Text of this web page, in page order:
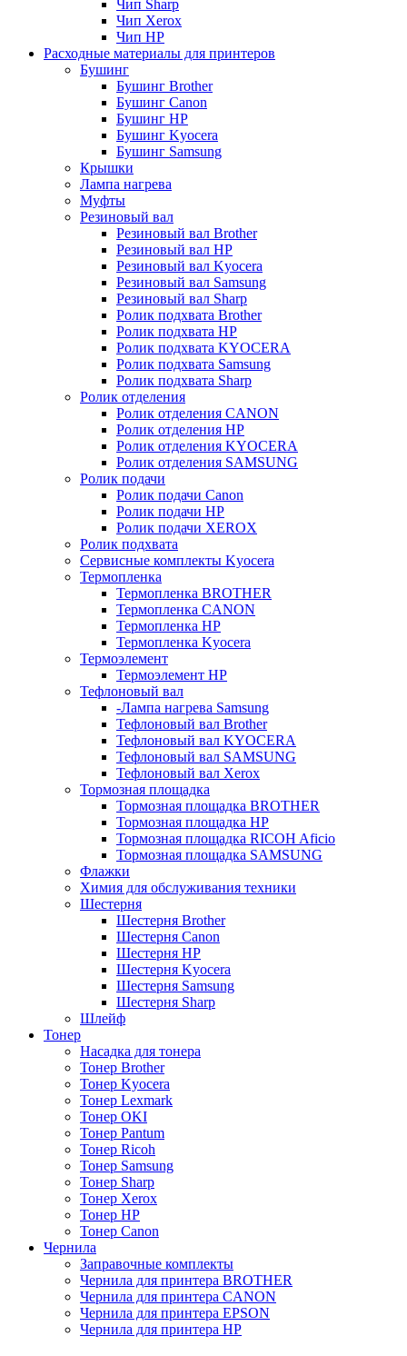
Чип Sharp
Чип Xerox
Чип НР
Расходные материалы для принтеров
Бушинг
Бушинг Brother
Бушинг Canon
Бушинг HP
Бушинг Kyocera
Бушинг Samsung
Крышки
Лампа нагрева
Муфты
Резиновый вал
Резиновый вал Brother
Резиновый вал HP
Резиновый вал Kyocera
Резиновый вал Samsung
Резиновый вал Sharp
Ролик подхвата Brother
Ролик подхвата HP
Ролик подхвата KYOCERA
Ролик подхвата Samsung
Ролик подхвата Sharp
Ролик отделения
Ролик отделения CANON
Ролик отделения HP
Ролик отделения KYOCERA
Ролик отделения SAMSUNG
Ролик подачи
Ролик подачи Canon
Ролик подачи HP
Ролик подачи XEROX
Ролик подхвата
Сервисные комплекты Kyocera
Термопленка
Термопленка BROTHER
Термопленка CANON
Термопленка HP
Термопленка Kyocera
Термоэлемент
Термоэлемент НР
Тефлоновый вал
-Лампа нагрева Samsung
Тефлоновый вал Brother
Тефлоновый вал KYOCERA
Тефлоновый вал SAMSUNG
Тефлоновый вал Xerox
Тормозная площадка
Тормозная площадка BROTHER
Тормозная площадка HP
Тормозная площадка RICOH Aficio
Тормозная площадка SAMSUNG
Флажки
Химия для обслуживания техники
Шестерня
Шестерня Brother
Шестерня Canon
Шестерня HP
Шестерня Kyocera
Шестерня Samsung
Шестерня Sharp
Шлейф
Тонер
Насадка для тонера
Тонер Brother
Тонер Kyocera
Тонер Lexmark
Тонер OKI
Тонер Pantum
Тонер Ricoh
Тонер Samsung
Тонер Sharp
Тонер Xerox
Тонер НР
Тонер Саnon
Чернила
Заправочные комплекты
Чернила для принтера BROTHER
Чернила для принтера CANON
Чернила для принтера EPSON
Чернила для принтера HP